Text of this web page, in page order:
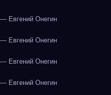
Евгений Онегин
Евгений Онегин
Евгений Онегин
Евгений Онегин